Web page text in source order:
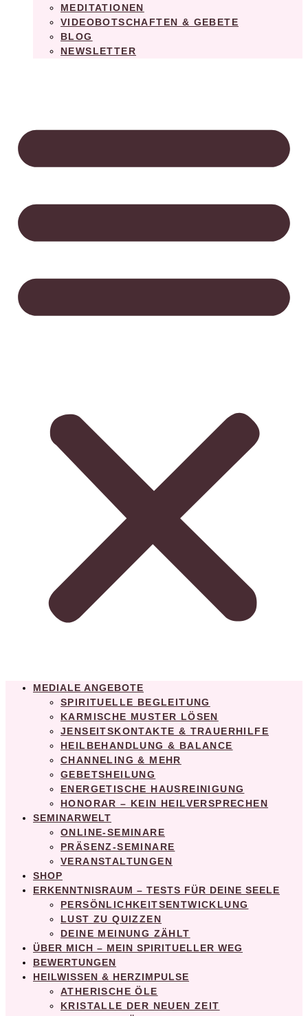
MEDITATIONEN
VIDEOBOTSCHAFTEN & GEBETE
BLOG
NEWSLETTER
MEDIALE ANGEBOTE
SPIRITUELLE BEGLEITUNG
KARMISCHE MUSTER LÖSEN
JENSEITSKONTAKTE & TRAUERHILFE
HEILBEHANDLUNG & BALANCE
CHANNELING & MEHR
GEBETSHEILUNG
ENERGETISCHE HAUSREINIGUNG
HONORAR – KEIN HEILVERSPRECHEN
SEMINARWELT
ONLINE-SEMINARE
PRÄSENZ-SEMINARE
VERANSTALTUNGEN
SHOP
ERKENNTNISRAUM – TESTS FÜR DEINE SEELE
PERSÖNLICHKEITSENTWICKLUNG
LUST ZU QUIZZEN
DEINE MEINUNG ZÄHLT
ÜBER MICH – MEIN SPIRITUELLER WEG
BEWERTUNGEN
HEILWISSEN & HERZIMPULSE
ATHERISCHE ÖLE
KRISTALLE DER NEUEN ZEIT